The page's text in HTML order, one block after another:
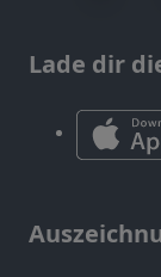
Lade dir